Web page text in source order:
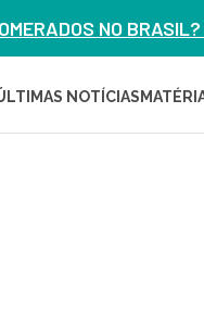
NO
NOTÍCIAS